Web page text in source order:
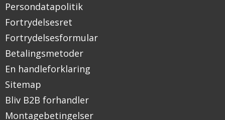
Persondatapolitik
Fortrydelsesret
Fortrydelsesformular
Betalingsmetoder
En handleforklaring
Sitemap
Bliv B2B forhandler
Montagebetingelser